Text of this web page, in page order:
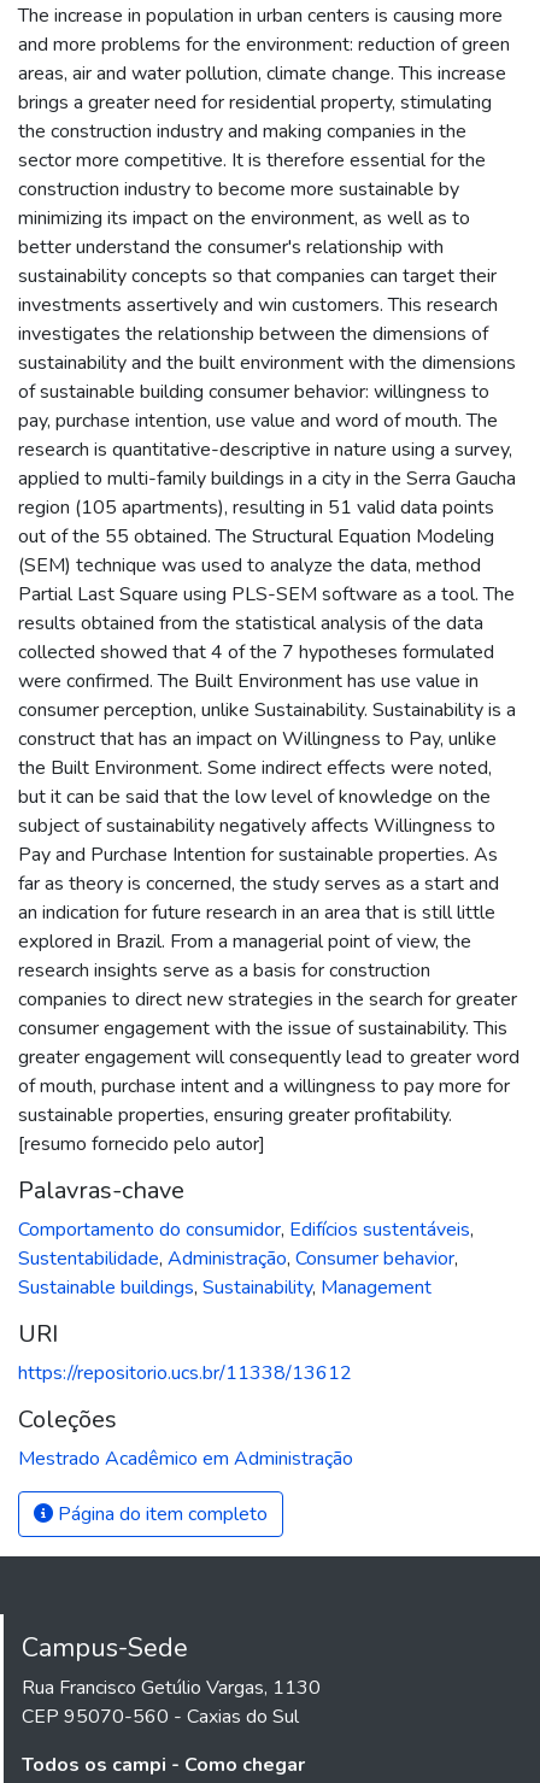
The increase in population in urban centers is causing more
and more problems for the environment: reduction of green
areas, air and water pollution, climate change. This increase
brings a greater need for residential property, stimulating
the construction industry and making companies in the
sector more competitive. It is therefore essential for the
construction industry to become more sustainable by
minimizing its impact on the environment, as well as to
better understand the consumer's relationship with
sustainability concepts so that companies can target their
investments assertively and win customers. This research
investigates the relationship between the dimensions of
sustainability and the built environment with the dimensions
of sustainable building consumer behavior: willingness to
pay, purchase intention, use value and word of mouth. The
research is quantitative-descriptive in nature using a survey,
applied to multi-family buildings in a city in the Serra Gaucha
region (105 apartments), resulting in 51 valid data points
out of the 55 obtained. The Structural Equation Modeling
(SEM) technique was used to analyze the data, method
Partial Last Square using PLS-SEM software as a tool. The
results obtained from the statistical analysis of the data
collected showed that 4 of the 7 hypotheses formulated
were confirmed. The Built Environment has use value in
consumer perception, unlike Sustainability. Sustainability is a
construct that has an impact on Willingness to Pay, unlike
the Built Environment. Some indirect effects were noted,
but it can be said that the low level of knowledge on the
subject of sustainability negatively affects Willingness to
Pay and Purchase Intention for sustainable properties. As
far as theory is concerned, the study serves as a start and
an indication for future research in an area that is still little
explored in Brazil. From a managerial point of view, the
research insights serve as a basis for construction
companies to direct new strategies in the search for greater
consumer engagement with the issue of sustainability. This
greater engagement will consequently lead to greater word
of mouth, purchase intent and a willingness to pay more for
sustainable properties, ensuring greater profitability.
[resumo fornecido pelo autor]
Palavras-chave
Comportamento do consumidor, Edifícios sustentáveis,
Sustentabilidade, Administração, Consumer behavior,
Sustainable buildings, Sustainability, Management
URI
https://repositorio.ucs.br/11338/13612
Coleções
Mestrado Acadêmico em Administração
Página do item completo
Campus-Sede
Rua Francisco Getúlio Vargas, 1130
CEP 95070-560 - Caxias do Sul
Todos os campi - Como chegar